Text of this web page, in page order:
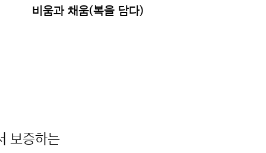
비움과 채움(복을 담다)
작품구매시, 구매하신 작품에 대하여 아트뮤제에서 보증하는